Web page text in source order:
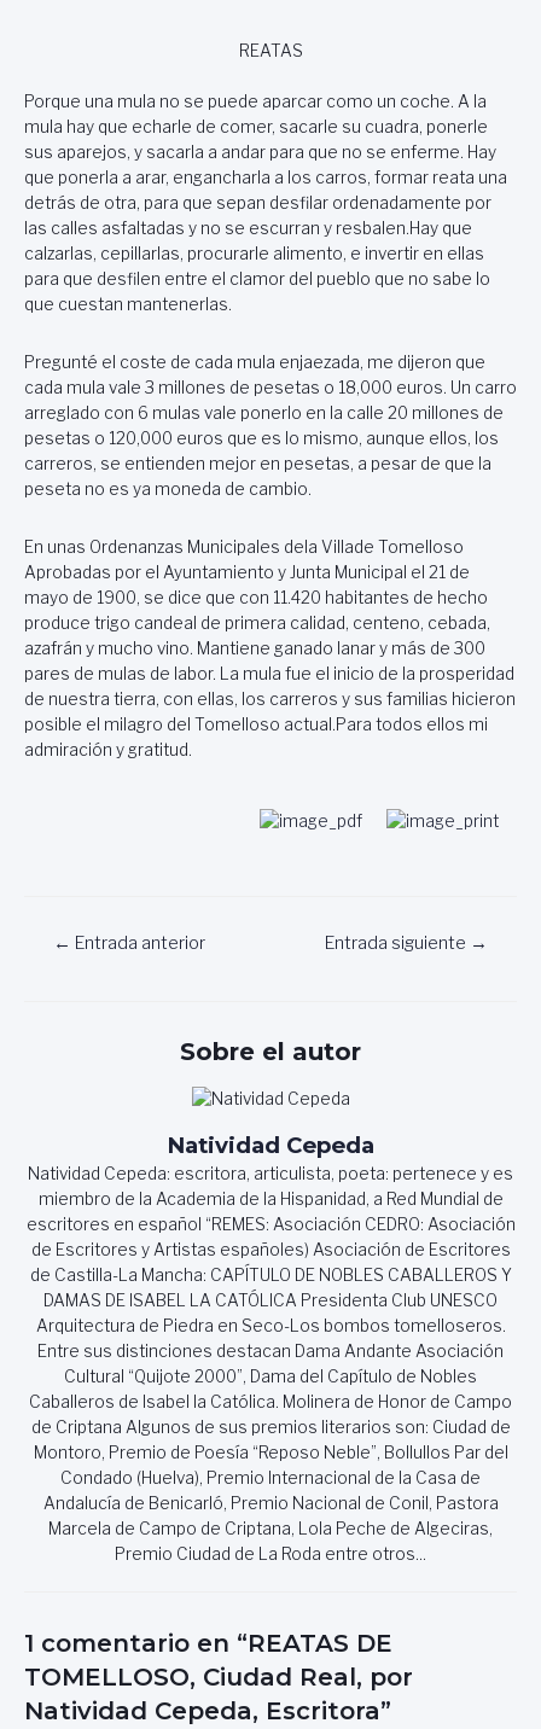
REATAS
Porque una mula no se puede aparcar como un coche. A la
mula hay que echarle de comer, sacarle su cuadra, ponerle
sus aparejos, y sacarla a andar para que no se enferme. Hay
que ponerla a arar, engancharla a los carros, formar reata una
detrás de otra, para que sepan desfilar ordenadamente por
las calles asfaltadas y no se escurran y resbalen.Hay que
calzarlas, cepillarlas, procurarle alimento, e invertir en ellas
para que desfilen entre el clamor del pueblo que no sabe lo
que cuestan mantenerlas.
Pregunté el coste de cada mula enjaezada, me dijeron que
cada mula vale 3 millones de pesetas o 18,000 euros. Un carro
arreglado con 6 mulas vale ponerlo en la calle 20 millones de
pesetas o 120,000 euros que es lo mismo, aunque ellos, los
carreros, se entienden mejor en pesetas, a pesar de que la
peseta no es ya moneda de cambio.
En unas Ordenanzas Municipales dela Villade Tomelloso
Aprobadas por el Ayuntamiento y Junta Municipal el 21 de
mayo de 1900, se dice que con 11.420 habitantes de hecho
produce trigo candeal de primera calidad, centeno, cebada,
azafrán y mucho vino. Mantiene ganado lanar y más de 300
pares de mulas de labor. La mula fue el inicio de la prosperidad
de nuestra tierra, con ellas, los carreros y sus familias hicieron
posible el milagro del Tomelloso actual.Para todos ellos mi
admiración y gratitud.
Navegación
← Entrada anterior Entrada siguiente →
Sobre el autor
Natividad Cepeda
Natividad Cepeda: escritora, articulista, poeta: pertenece y es
miembro de la Academia de la Hispanidad, a Red Mundial de
escritores en español “REMES: Asociación CEDRO: Asociación
de Escritores y Artistas españoles) Asociación de Escritores
de Castilla-La Mancha: CAPÍTULO DE NOBLES CABALLEROS Y
DAMAS DE ISABEL LA CATÓLICA Presidenta Club UNESCO
Arquitectura de Piedra en Seco-Los bombos tomelloseros.
Entre sus distinciones destacan Dama Andante Asociación
Cultural “Quijote 2000”, Dama del Capítulo de Nobles
Caballeros de Isabel la Católica. Molinera de Honor de Campo
de Criptana Algunos de sus premios literarios son: Ciudad de
Montoro, Premio de Poesía “Reposo Neble”, Bollullos Par del
Condado (Huelva), Premio Internacional de la Casa de
Andalucía de Benicarló, Premio Nacional de Conil, Pastora
Marcela de Campo de Criptana, Lola Peche de Algeciras,
Premio Ciudad de La Roda entre otros...
1 comentario en “REATAS DE
TOMELLOSO, Ciudad Real, por
Natividad Cepeda, Escritora”